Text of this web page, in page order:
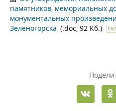
памятников, мемориальных
монументальных
Зеленогорска (.doc, 92 Кб.)